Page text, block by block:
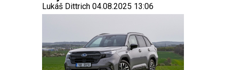
Lukáš Dittrich 04.08.2025 13:06